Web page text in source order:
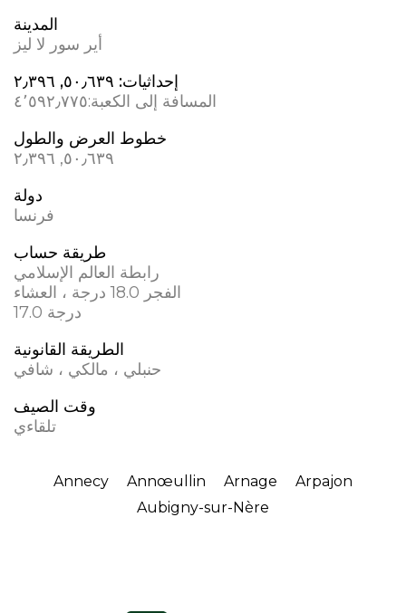
المدينة
أير سور لا ليز
إحداثيات: ٥٠٫٦٣٩, ٢٫٣٩٦
المسافة إلى الكعبة:٤٬٥٩٢٫٧٧٥
خطوط العرض والطول
٥٠٫٦٣٩, ٢٫٣٩٦
دولة
فرنسا
طريقة حساب
رابطة العالم الإسلامي
الفجر 18.0 درجة ، العشاء
17.0 درجة
الطريقة القانونية
حنبلي ، مالكي ، شافي
وقت الصيف
تلقاءي
Annecy Annœullin Arnage
Arpajon
Aubigny-sur-Nère